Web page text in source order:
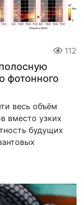
112
фотонного
весь объём
вместо узких
будущих